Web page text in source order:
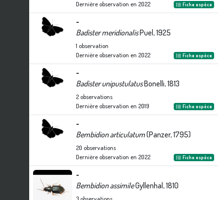
Dernière observation en 2022 Fiche espèce
-
Badister meridionalisPuel, 1925
1 observation
Dernière observation en 2022 Fiche espèce
-
Badister unipustulatusBonelli, 1813
2observations
Dernière observation en 2019 Fiche espèce
-
Bembidion articulatum(Panzer, 1795)
20 observations
Dernière observation en 2022 Fiche espèce
-
Bembidion assimileGyllenhal, 1810